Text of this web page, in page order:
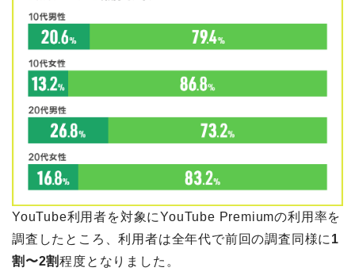
YouTube利用者を対象にYouTube Premiumの利用率を
調査したところ、利用者は全年代で前回の調査同様に 1
割〜2割程度となりました。